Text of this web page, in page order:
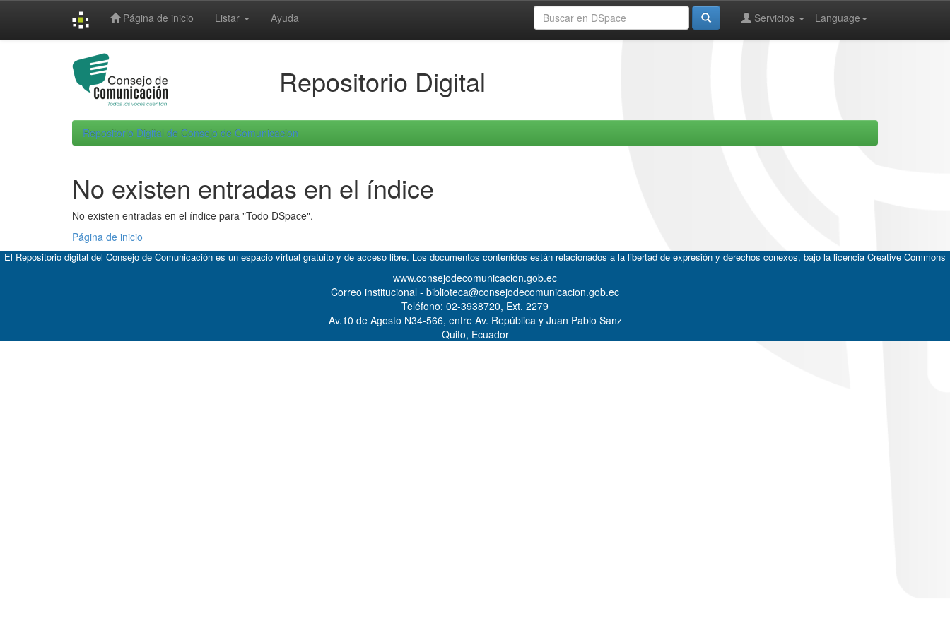
Página de inicio Listar Ayuda Language
Servicios
Repositorio Digital
Repositorio Digital de Consejo de Comunicacion
No existen entradas en el índice
No existen entradas en el índice para "Todo DSpace".
Página de inicio
El Repositorio digital del Consejo de Comunicación es un espacio virtual gratuito y de acceso libre. Los documentos contenidos están relacionados a la libertad de expresión y derechos conexos, bajo la licencia Creative Commons
www.consejodecomunicacion.gob.ec
Correo institucional - biblioteca@consejodecomunicacion.gob.ec
Teléfono: 02-3938720, Ext. 2279
Av.10 de Agosto N34-566, entre Av. República y Juan Pablo Sanz
Quito, Ecuador